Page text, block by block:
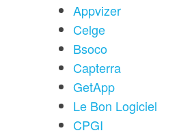
Appvizer
Celge
Bsoco
Capterra
GetApp
Le Bon Logiciel
CPGI